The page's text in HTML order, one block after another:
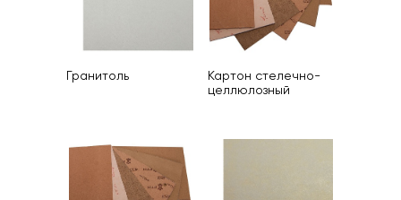
Гранитоль
Картон стелечно-
целлюлозный